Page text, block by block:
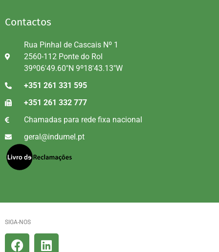
Contactos
Rua Pinhal de Cascais Nº 1
2560-112 Ponte do Rol
39º06'49.60"N 9º18'43.13"W
+351 261 331 595
+351 261 332 777
Chamadas para rede fixa nacional
geral@indumel.pt
SIGA-NOS